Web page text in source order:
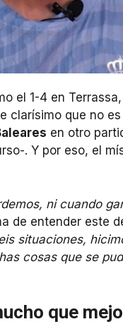
el 1-4 en
clarísimo que no
en otro
. Y por eso, el
ni cuando
de entender este
situaciones,
cosas que se
que